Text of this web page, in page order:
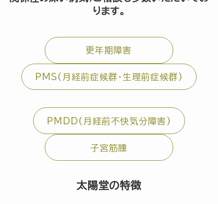
ります。
更年期障害
PMS(月経前症候群・生理前症候群)
PMDD(月経前不快気分障害)
子宮筋腫
太陽堂の特徴